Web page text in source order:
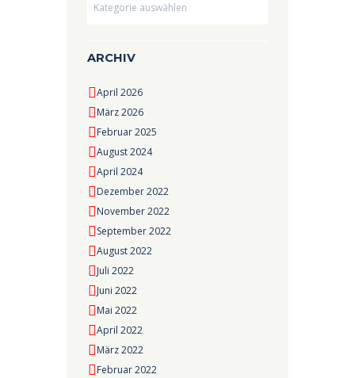
ARCHIV
April 2026
März 2026
Februar 2025
August 2024
April 2024
Dezember 2022
November 2022
September 2022
August 2022
Juli 2022
Juni 2022
Mai 2022
April 2022
März 2022
Februar 2022